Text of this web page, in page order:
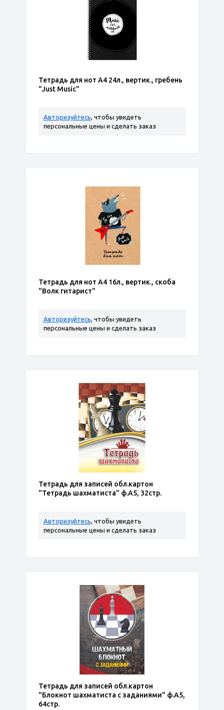
Тетрадь для нот А4 24л., вертик., гребень
"Just Music"
Авторизуйтесь, чтобы увидеть
персональные цены и сделать заказ
Тетрадь для нот А4 16л., вертик., скоба
"Волк гитарист"
Авторизуйтесь, чтобы увидеть
персональные цены и сделать заказ
Тетрадь для записей обл.картон
"Тетрадь шахматиста" ф.А5, 32стр.
Авторизуйтесь, чтобы увидеть
персональные цены и сделать заказ
Тетрадь для записей обл.картон
"Блокнот шахматиста с заданиями" ф.А5,
64стр.